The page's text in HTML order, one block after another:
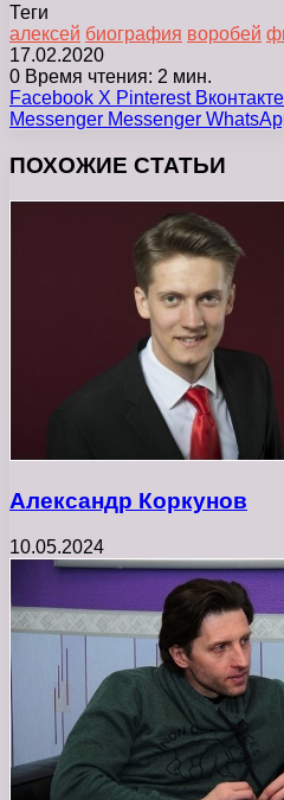
Теги
алексей биография воробей
17.02.2020
0 Время чтения: 2 мин.
Facebook X Pinterest Вконтакте
Messenger Messenger
ПОХОЖИЕ СТАТЬИ
Александр Коркунов
10.05.2024